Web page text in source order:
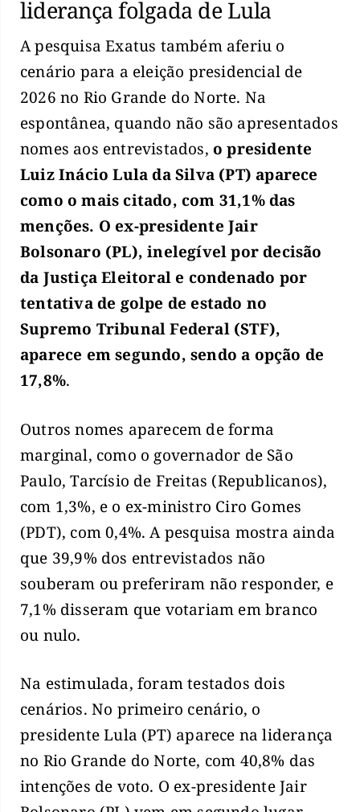
liderança folgada de Lula
A pesquisa Exatus também aferiu o
cenário para a eleição presidencial de
2026 no Rio Grande do Norte. Na
espontânea, quando não são apresentados
nomes aos entrevistados, o presidente
Luiz Inácio Lula da Silva (PT) aparece
como o mais citado, com 31,1% das
menções. O ex-presidente Jair
Bolsonaro (PL), inelegível por decisão
da Justiça Eleitoral e condenado por
tentativa de golpe de estado no
Supremo Tribunal Federal (STF),
aparece em segundo, sendo a opção de
17,8%.
Outros nomes aparecem de forma
marginal, como o governador de São
Paulo, Tarcísio de Freitas (Republicanos),
com 1,3%, e o ex-ministro Ciro Gomes
(PDT), com 0,4%. A pesquisa mostra ainda
que 39,9% dos entrevistados não
souberam ou preferiram não responder, e
7,1% disseram que votariam em branco
ou nulo.
Na estimulada, foram testados dois
cenários. No primeiro cenário, o
presidente Lula (PT) aparece na liderança
no Rio Grande do Norte, com 40,8% das
intenções de voto. O ex-presidente Jair